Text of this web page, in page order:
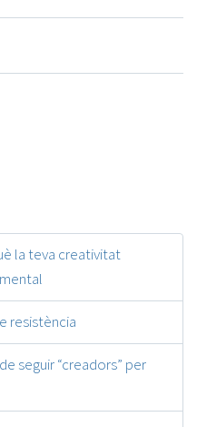
la teva creativitat
resistència
seguir “creadors” per